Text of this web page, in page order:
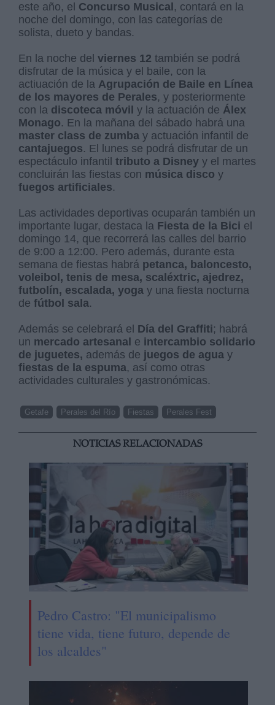
este año, el Concurso Musical , contará en la
noche del domingo, con las categorías de
solista, dueto y bandas.
En la noche delviernes 12 también se podrá
disfrutar de la música y el baile, con la
actiuación de la Agrupación de Baile en Línea
de los mayores de Perales, y posteriormente
con la discoteca móvil y la actuación de Álex
Monago. En la mañana del sábado habrá una
master class de zumba y actuación infantil de
cantajuegos. El lunes se podrá disfrutar de un
espectáculo infantil tributo a Disney y el martes
concluirán las fiestas con música disco y
fuegos artificiales.
Las actividades deportivas ocuparán también un
importante lugar, destaca la Fiesta de la Bici el
domingo 14, que recorrerá las calles del barrio
de 9:00 a 12:00. Pero además, durante esta
semana de fiestas habrá petanca, baloncesto,
voleibol, tenis de mesa, scaléxtric, ajedrez,
futbolín, escalada, yoga y una fiesta nocturna
defútbol sala.
Además se celebrará el Día del Graffiti; habrá
un mercado artesanal e intercambio solidario
de juguetes, además de juegos de agua y
fiestas de la espuma, así como otras
actividades culturales y gastronómicas.
Getafe Perales del Río Fiestas Perales Fest
NOTICIAS RELACIONADAS
Pedro Castro: "El municipalismo
tiene vida, tiene futuro, depende de
los alcaldes"